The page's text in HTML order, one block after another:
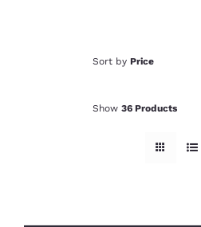
Sort by Price
Show 36 Products